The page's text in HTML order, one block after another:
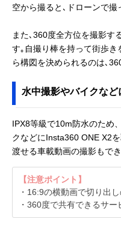
空から撮ると､ドローンで
また､360度全方位を撮影す
す｡自撮り棒を持って街歩
ら構図を決められるのは､
水中撮影やバイクな
IPX8等級で10m防水のため
クなどにInsta360 ONE X2
渡せる車載動画の撮影もで
【注意ポイント】
・16:9の横動画で切り出
・360度で共有できるサ